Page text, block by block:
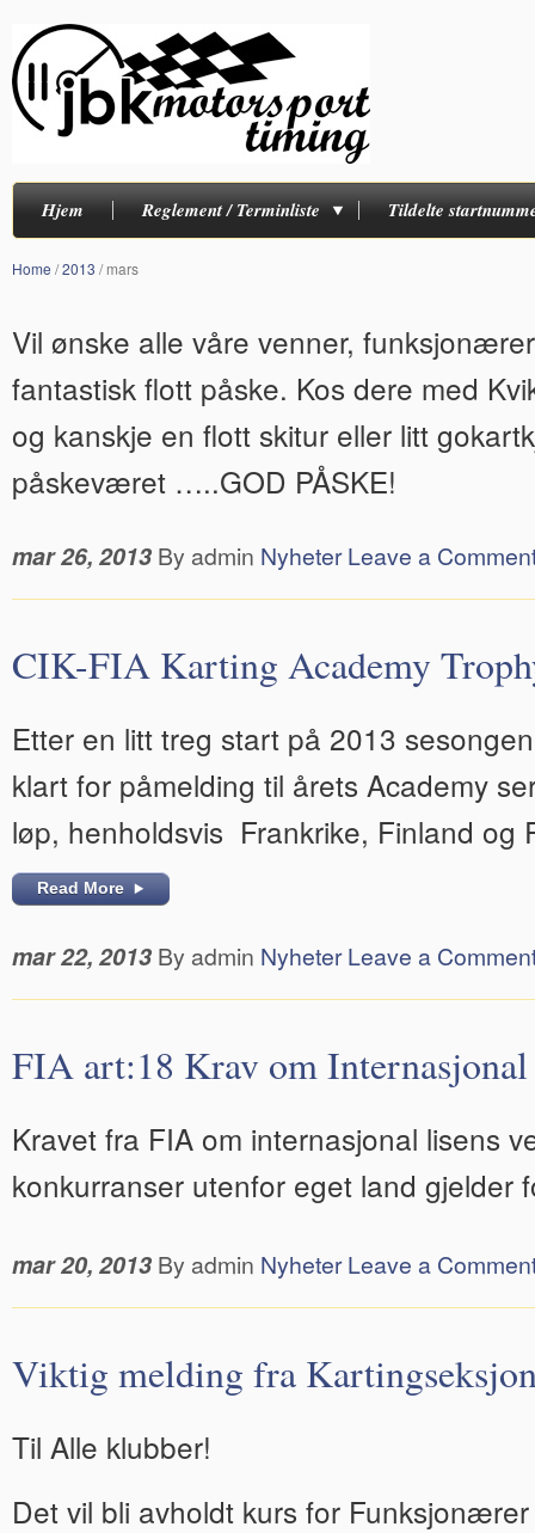
Hjem Reglement / Terminliste Tildelte
Home /2013 / mars
Vil ønske alle våre venner,
fantastisk flott påske. Kos dere med
og kanskje en flott skitur eller litt
påskeværet …..GOD PÅSKE!
mar 26, 2013 By admin Nyheter Leave a
CIK-FIA Karting Academy
Etter en litt treg start på 2013
klart for påmelding til årets Academy
løp, henholdsvis Frankrike, Finland og
Read More
mar 22, 2013 By admin Nyheter Leave a
FIA art:18 Krav om Internasjonal
Kravet fra FIA om internasjonal lisens
konkurranser utenfor eget land gjelder
mar 20, 2013 By admin Nyheter Leave a
Viktig melding fra
Til Alle klubber!
Det vil bli avholdt kurs for